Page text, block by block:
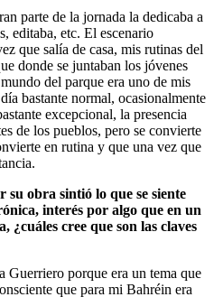
parte de la jornada la dedicaba a
editaba, etc. El escenario
que salía de casa, mis rutinas del
donde se juntaban los jóvenes
del parque era uno de mis
bastante normal, ocasionalmente
excepcional, la presencia
de los pueblos, pero se convierte
en rutina y que una vez que
obra sintió lo que se siente
interés por algo que en un
cree que son las claves
Guerriero porque era un tema que
que para mi Bahréin era